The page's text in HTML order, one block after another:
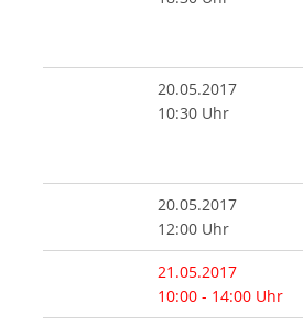
20.05.2017
10:30 Uhr
20.05.2017
12:00 Uhr
21.05.2017
10:00 - 14:00 Uhr